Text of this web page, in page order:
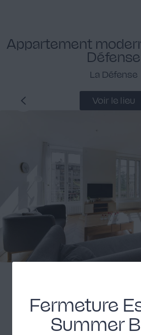
Appartement
Défense
La Défense
Voir le lieu
Lyon appartement
Lyon centre
Fermeture
Summer